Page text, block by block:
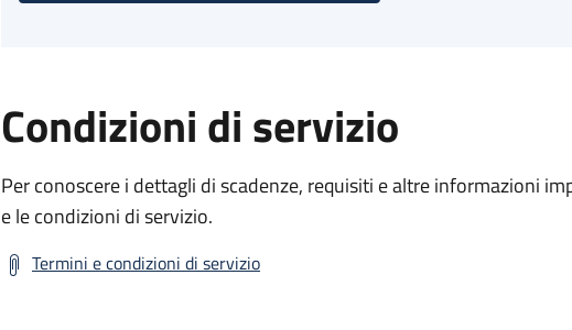
Condizioni di servizio
Per conoscere i dettagli di scadenze, requisiti e altre informazioni
e le condizioni di servizio.
Termini e condizioni di servizio